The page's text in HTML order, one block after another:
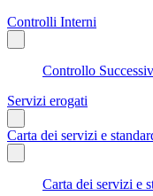
Controlli Interni
Controllo
Servizi erogati
Carta dei servizi e
Carta dei servizi e